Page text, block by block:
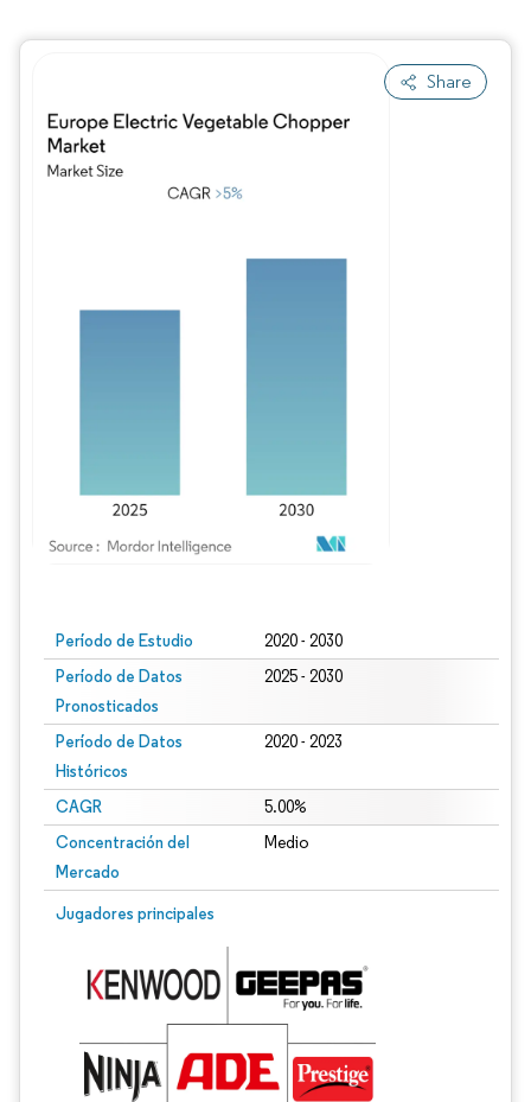
Share
Período de Estudio 2020 - 2030
Período de Datos
Pronosticados
2025 - 2030
Período de Datos
Históricos
2020 - 2023
CAGR 5.00%
Concentración del
Mercado
Medio
Jugadores principales